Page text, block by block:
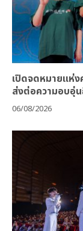
เปิดจดหมายแห่ง
ส่งต่อความอบอุ่
06/08/2026